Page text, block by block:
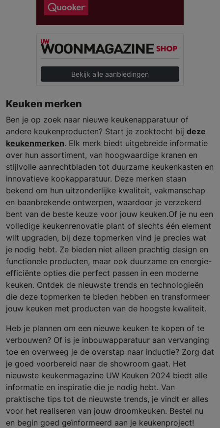
Bekijk alle aanbiedingen
Keuken merken
Ben je op zoek naar nieuwe keukenapparatuur of
andere keukenproducten? Start je zoektocht bij deze
keukenmerken. Elk merk biedt uitgebreide informatie
over hun assortiment, van hoogwaardige kranen en
stijlvolle aanrechtbladen tot duurzame keukenkasten en
innovatieve kookapparatuur. Deze merken staan
bekend om hun uitzonderlijke kwaliteit, vakmanschap
en baanbrekende ontwerpen, waardoor je verzekerd
bent van de beste keuze voor jouw keuken.Of je nu een
volledige keukenrenovatie plant of slechts één element
wilt upgraden, bij deze topmerken vind je precies wat
je nodig hebt. Ze bieden niet alleen prachtig design en
functionele producten, maar ook duurzame en energie-
efficiënte opties die perfect passen in een moderne
keuken. Ontdek de nieuwste trends en technologieën
die deze topmerken te bieden hebben en transformeer
jouw keuken met producten van de hoogste kwaliteit.
Heb je plannen om een nieuwe keuken te kopen of te
verbouwen? Of is je inbouwapparatuur aan vervanging
toe en overweeg je de overstap naar inductie? Zorg dat
je goed voorbereid naar de showroom gaat. Het
nieuwste keukenmagazine UW Keuken 2024 biedt alle
informatie en inspiratie die je nodig hebt. Van
praktische tips tot de nieuwste trends, je vindt er alles
voor het realiseren van jouw droomkeuken. Bestel nu
en begin goed geïnformeerd aan je keukenproject!